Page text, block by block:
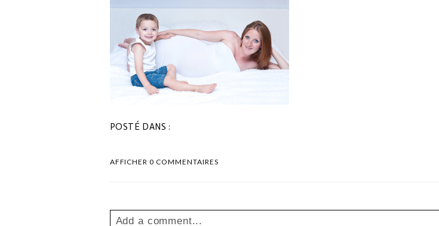
POSTÉ DANS :
AFFICHER0 COMMENTAIRES
Add a comment...